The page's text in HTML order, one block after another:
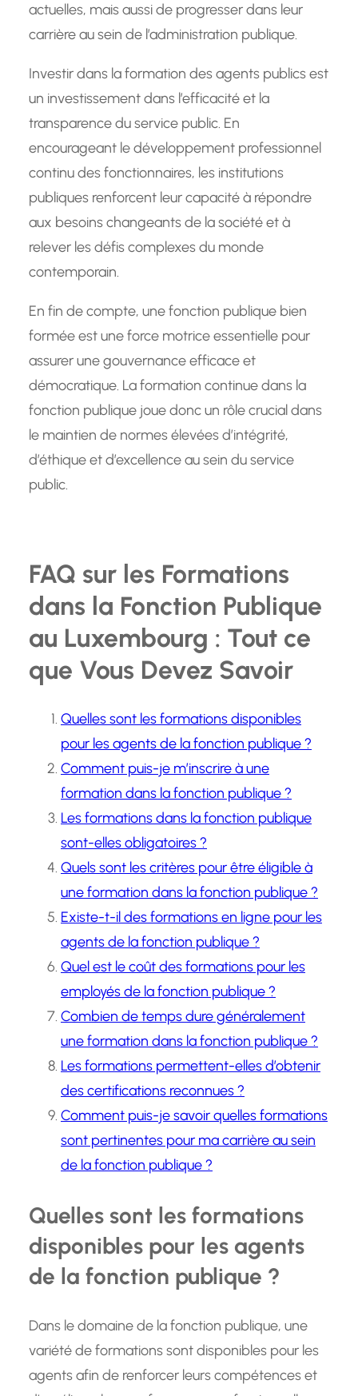
actuelles, mais aussi de progresser dans leur
carrière au sein de l’administration publique.
Investir dans la formation des agents publics est
un investissement dans l’efficacité et la
transparence du service public. En
encourageant le développement professionnel
continu des fonctionnaires, les institutions
publiques renforcent leur capacité à répondre
aux besoins changeants de la société et à
relever les défis complexes du monde
contemporain.
En fin de compte, une fonction publique bien
formée est une force motrice essentielle pour
assurer une gouvernance efficace et
démocratique. La formation continue dans la
fonction publique joue donc un rôle crucial dans
le maintien de normes élevées d’intégrité,
d’éthique et d’excellence au sein du service
public.
FAQ sur les Formations
dans la Fonction Publique
au Luxembourg : Tout ce
que Vous Devez Savoir
Quelles sont les formations disponibles
pour les agents de la fonction publique ?
Comment puis-je m’inscrire à une
formation dans la fonction publique ?
Les formations dans la fonction publique
sont-elles obligatoires ?
Quels sont les critères pour être éligible à
une formation dans la fonction publique ?
Existe-t-il des formations en ligne pour les
agents de la fonction publique ?
Quel est le coût des formations pour les
employés de la fonction publique ?
Combien de temps dure généralement
une formation dans la fonction publique ?
Les formations permettent-elles d’obtenir
des certifications reconnues ?
Comment puis-je savoir quelles formations
sont pertinentes pour ma carrière au sein
de la fonction publique ?
Quelles sont les formations
disponibles pour les agents
de la fonction publique ?
Dans le domaine de la fonction publique, une
variété de formations sont disponibles pour les
agents afin de renforcer leurs compétences et